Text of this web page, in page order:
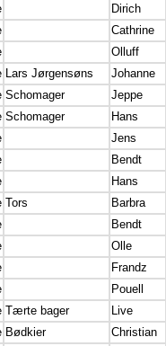
Dirich
Cathrine
Olluff
Lars Jørgensøns Johanne
Schomager Jeppe
Schomager Hans
Jens
Bendt
Hans
Tors Barbra
Bendt
Olle
Frandz
Pouell
Tærte bager Live
Bødkier Christian